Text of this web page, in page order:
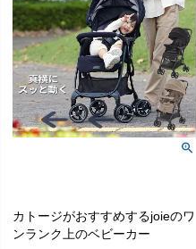
カトージがおすすめするjoieのワ
ンランク上のベビーカー